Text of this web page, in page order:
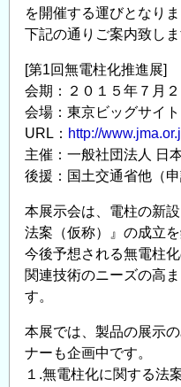
を開催する運びとなりま
下記の通りご案内致しま
[第1回無電柱化推進展]
会期：２０１５年７月
会場：東京ビッグサイ
URL： http://
主催：一般社団法人 日
後援：国土交通省他（申
本展示会は、電柱の新
法案（仮称）』の成立を
今後予想される無電柱
関連技術のニーズの高
す。
本展では、製品の展示
ナーも企画中です。
１.無電柱化に関する法